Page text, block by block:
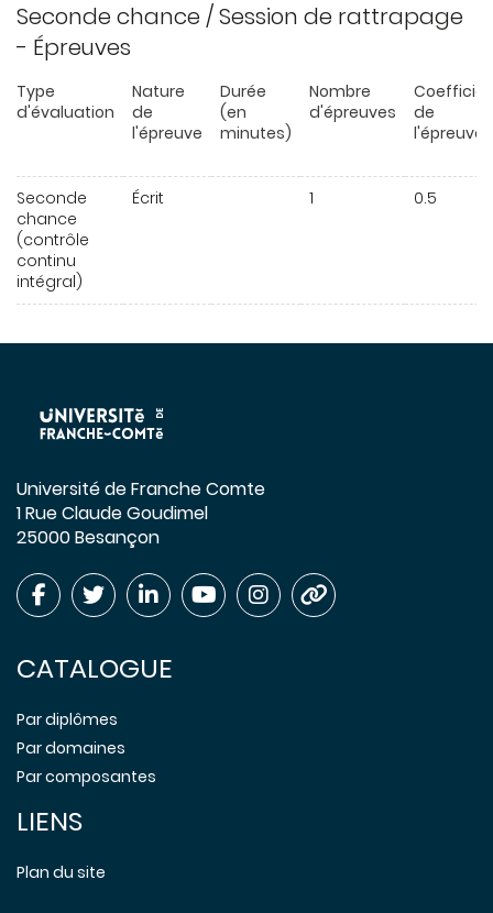
Seconde chance / Session de rattrapage
- Épreuves
Type
d'évaluation
Nature
de
l'épreuve
Durée
(en
minutes)
Nombre
d'épreuves
de
l'épreuve
Seconde
chance
(contrôle
continu
intégral)
Écrit 1 0.5
Université de Franche Comte
1 Rue Claude Goudimel
25000 Besançon
CATALOGUE
Par diplômes
Par domaines
Par composantes
LIENS
Plan du site